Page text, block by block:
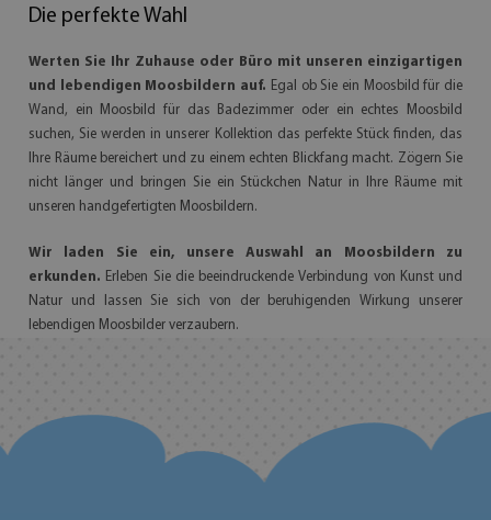
Die perfekte Wahl
Werten Sie Ihr Zuhause oder Büro mit unseren einzigartigen
und lebendigen Moosbildern auf. Egal ob Sie ein Moosbild für die
Wand, ein Moosbild für das Badezimmer oder ein echtes Moosbild
suchen, Sie werden in unserer Kollektion das perfekte Stück finden, das
Ihre Räume bereichert und zu einem echten Blickfang macht. Zögern Sie
nicht länger und bringen Sie ein Stückchen Natur in Ihre Räume mit
unseren handgefertigten Moosbildern.
Wir laden Sie ein, unsere Auswahl an Moosbildern zu
erkunden. Erleben Sie die beeindruckende Verbindung von Kunst und
Natur und lassen Sie sich von der beruhigenden Wirkung unserer
lebendigen Moosbilder verzaubern.